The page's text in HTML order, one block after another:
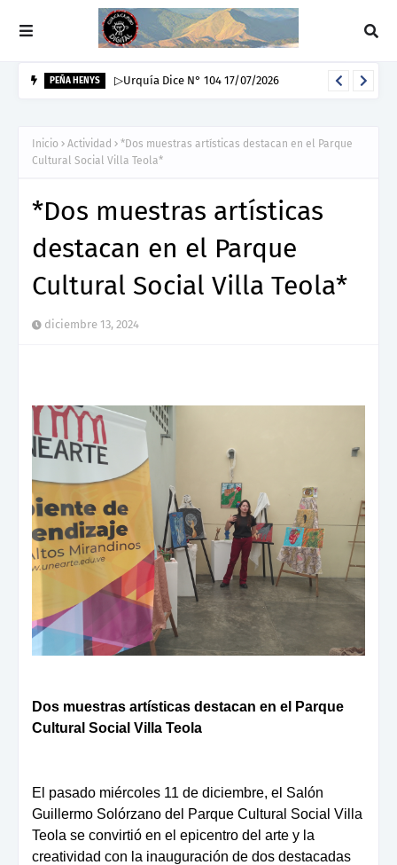
PEÑA HENYS ▷Urquía Dice N° 104 17/07/2026
Inicio Actividad
*Dos muestras artísticas destacan en el Parque
Cultural Social Villa Teola*
*Dos muestras artísticas
destacan en el Parque
Cultural Social Villa Teola*
diciembre 13, 2024
Dos muestras artísticas destacan en el Parque
Cultural Social Villa Teola
El pasado miércoles 11 de diciembre, el Salón
Guillermo Solórzano del Parque Cultural Social Villa
Teola se convirtió en el epicentro del arte y la
creatividad con la inauguración de dos destacadas